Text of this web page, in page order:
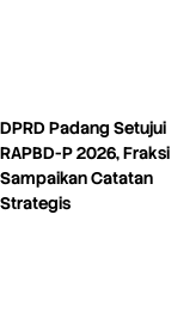
DPRD Padang Setujui
RAPBD-P 2026, Fraksi
Sampaikan Catatan
Strategis